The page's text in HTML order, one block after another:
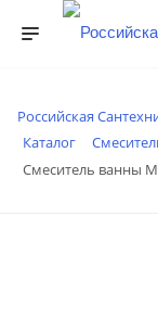
Российская
Каталог
Смеситель ванны